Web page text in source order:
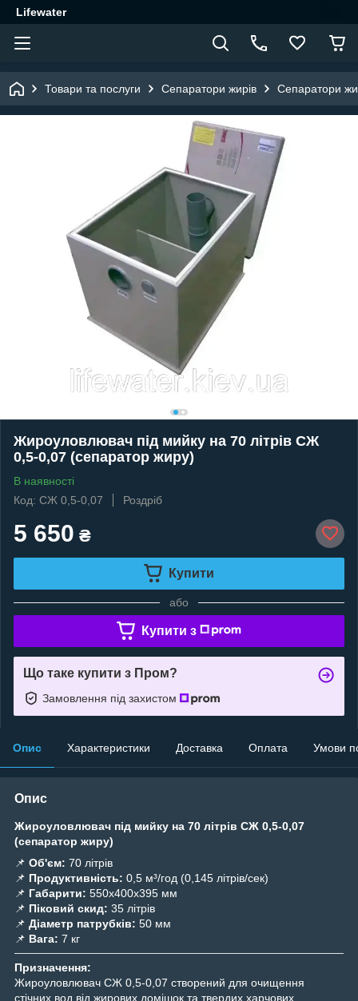
Lifewater
Товари та послуги Сепаратори жирів Сепаратори
Жироуловлювач під мийку на 70 літрів СЖ
0,5-0,07 (сепаратор жиру)
В наявності
Код: СЖ 0,5-0,07
Роздріб
5 650 ₴
Купити
або
Купити з
Що таке купити з Пром?
Замовлення під захистом
Опис Характеристики Доставка Оплата Умови
Опис
Жироуловлювач під мийку на 70 літрів СЖ 0,5-0,07
(сепаратор жиру)
📌 Об'єм: 70 літрів
📌 Продуктивність: 0,5 м³/год (0,145 літрів/сек)
📌 Габарити: 550x400x395 мм
📌 Піковий скид: 35 літрів
📌 Діаметр патрубків: 50 мм
📌 Вага: 7 кг
Призначення:
Жироуловлювач СЖ 0,5-0,07 створений для очищення
стічних вод від жирових домішок та твердих харчових